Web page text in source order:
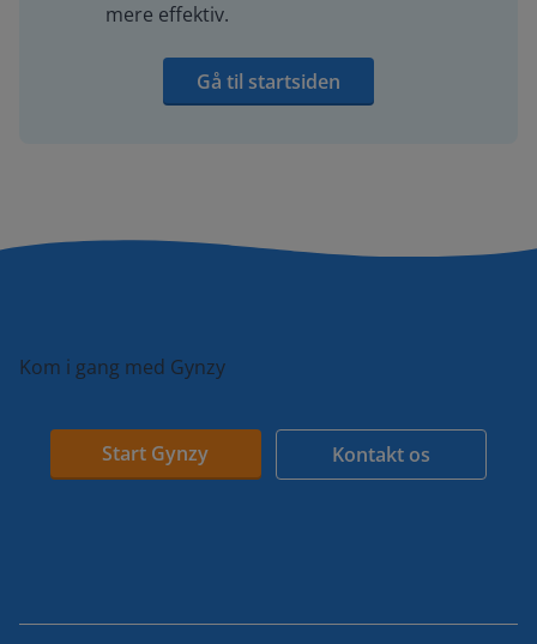
mere effektiv.
Gå til startsiden
Kom i gang med Gynzy
Start Gynzy Kontakt os